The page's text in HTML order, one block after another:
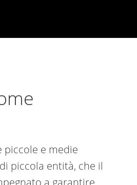
piccole e medie
piccola entità, che il
a garantire